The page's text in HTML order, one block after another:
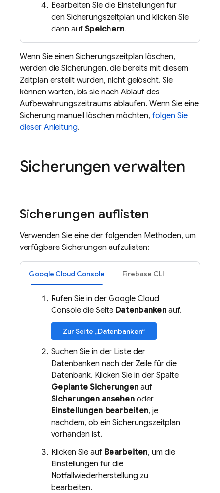
Bearbeiten Sie die Einstellungen für
den Sicherungszeitplan und klicken Sie
dann auf Speichern.
Wenn Sie einen Sicherungszeitplan löschen,
werden die Sicherungen, die bereits mit diesem
Zeitplan erstellt wurden, nicht gelöscht. Sie
können warten, bis sie nach Ablauf des
Aufbewahrungszeitraums ablaufen. Wenn Sie eine
Sicherung manuell löschen möchten, folgen Sie
dieser Anleitung.
Sicherungen verwalten
Sicherungen auflisten
Verwenden Sie eine der folgenden Methoden, um
verfügbare Sicherungen aufzulisten:
Google Cloud Console Firebase CLI
Rufen Sie in der Google Cloud
Console die Seite Datenbankenauf.
Zur Seite „Datenbanken“
Suchen Sie in der Liste der
Datenbanken nach der Zeile für die
Datenbank. Klicken Sie in der Spalte
Geplante Sicherungen auf
Sicherungen ansehenoder
Einstellungen bearbeiten, je
nachdem, ob ein Sicherungszeitplan
vorhanden ist.
Klicken Sie auf Bearbeiten, um die
Einstellungen für die
Notfallwiederherstellung zu
bearbeiten.